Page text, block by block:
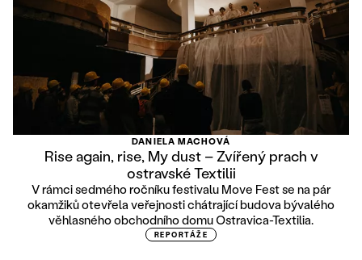
DANIELA MACHOVÁ
Rise again, rise, My dust – Zvířený prach v
ostravské Textilii
V rámci sedmého ročníku festivalu Move Fest se na pár
okamžiků otevřela veřejnosti chátrající budova bývalého
věhlasného obchodního domu Ostravica-Textilia.
REPORTÁŽE